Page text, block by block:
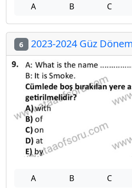
A B C
6 2023-2024 Güz
A B C